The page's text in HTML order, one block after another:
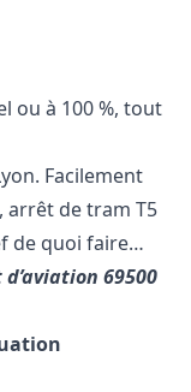
ou à 100 %, tout
Facilement
arrêt de tram T5
de quoi faire…
69500